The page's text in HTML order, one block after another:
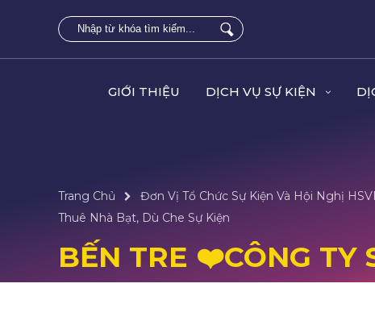
GIỚI THIỆU DỊCH VỤ SỰ KIỆN
Trang Chủ Đơn Vị Tổ Chức Sự Kiện Và Hội Nghị
Thuê Nhà Bạt, Dù Che Sự Kiện
BẾN TRE ❤️️CÔNG TY